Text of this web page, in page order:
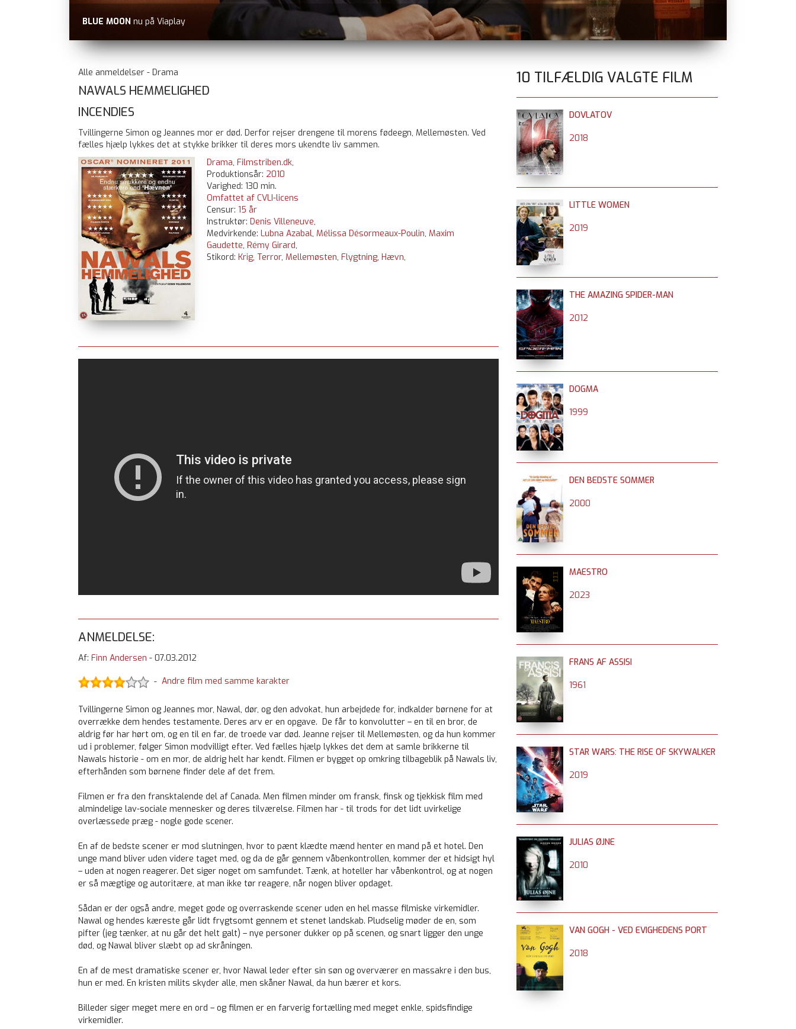
BLUE MOON nu på Viaplay
Alle anmeldelser - Drama
NAWALS HEMMELIGHED
INCENDIES
Tvillingerne Simon og Jeannes mor er død. Derfor rejser drengene til morens fødeegn, Mellemøsten. Ved
fælles hjælp lykkes det at stykke brikker til deres mors ukendte liv sammen.
Drama, Filmstriben.dk,
Produktionsår: 2010
Varighed: 130 min.
Omfattet af CVLI-licens
Censur: 15 år
Instruktør: Denis Villeneuve,
Medvirkende: Lubna Azabal, Mélissa Désormeaux-Poulin, Maxim
Gaudette, Rémy Girard,
Stikord: Krig, Terror, Mellemøsten, Flygtning, Hævn,
ANMELDELSE:
Af: Finn Andersen - 07.03.2012
- Andre film med samme karakter
Tvillingerne Simon og Jeannes mor, Nawal, dør, og den advokat, hun arbejdede for, indkalder børnene for at
overrække dem hendes testamente. Deres arv er en opgave. De får to konvolutter – en til en bror, de
aldrig før har hørt om, og en til en far, de troede var død. Jeanne rejser til Mellemøsten, og da hun kommer
ud i problemer, følger Simon modvilligt efter. Ved fælles hjælp lykkes det dem at samle brikkerne til
Nawals historie - om en mor, de aldrig helt har kendt. Filmen er bygget op omkring tilbageblik på Nawals liv,
efterhånden som børnene finder dele af det frem.
Filmen er fra den fransktalende del af Canada. Men filmen minder om fransk, finsk og tjekkisk film med
almindelige lav-sociale mennesker og deres tilværelse. Filmen har - til trods for det lidt uvirkelige
overlæssede præg - nogle gode scener.
En af de bedste scener er mod slutningen, hvor to pænt klædte mænd henter en mand på et hotel. Den
unge mand bliver uden videre taget med, og da de går gennem våbenkontrollen, kommer der et hidsigt hyl
– uden at nogen reagerer. Det siger noget om samfundet. Tænk, at hoteller har våbenkontrol, og at nogen
er så mægtige og autoritære, at man ikke tør reagere, når nogen bliver opdaget.
Sådan er der også andre, meget gode og overraskende scener uden en hel masse filmiske virkemidler.
Nawal og hendes kæreste går lidt frygtsomt gennem et stenet landskab. Pludselig møder de en, som
pifter (jeg tænker, at nu går det helt galt) – nye personer dukker op på scenen, og snart ligger den unge
død, og Nawal bliver slæbt op ad skråningen.
En af de mest dramatiske scener er, hvor Nawal leder efter sin søn og overværer en massakre i den bus,
hun er med. En kristen milits skyder alle, men skåner Nawal, da hun bærer et kors.
Billeder siger meget mere en ord – og filmen er en farverig fortælling med meget enkle, spidsfindige
virkemidler.
10 TILFÆLDIG VALGTE FILM
DOVLATOV
2018
LITTLE WOMEN
2019
THE AMAZING SPIDER-MAN
2012
DOGMA
1999
DEN BEDSTE SOMMER
2000
MAESTRO
2023
FRANS AF ASSISI
1961
STAR WARS: THE RISE OF SKYWALKER
2019
JULIAS ØJNE
2010
VAN GOGH - VED EVIGHEDENS PORT
2018